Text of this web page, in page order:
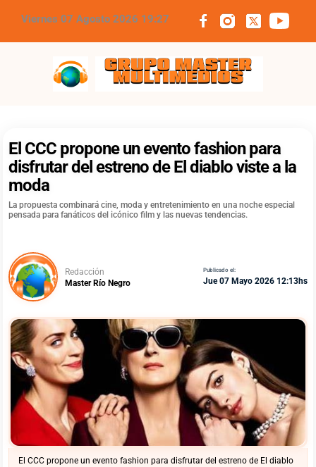
Viernes 07 Agosto 2026 19:27
Grupo Master Multimedios
El CCC propone un evento fashion para
disfrutar del estreno de El diablo viste a la
moda
La propuesta combinará cine, moda y entretenimiento en una noche especial
pensada para fanáticos del icónico film y las nuevas tendencias.
Redacción
Master Río Negro
Publicado el:
Jue 07 Mayo 2026 12:13hs
El CCC propone un evento fashion para disfrutar del estreno de El diablo